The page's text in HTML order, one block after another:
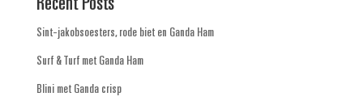
Sint-jakobsoesters, rode biet en Ganda Ham
Surf & Turf met Ganda Ham
Blini met Ganda crisp